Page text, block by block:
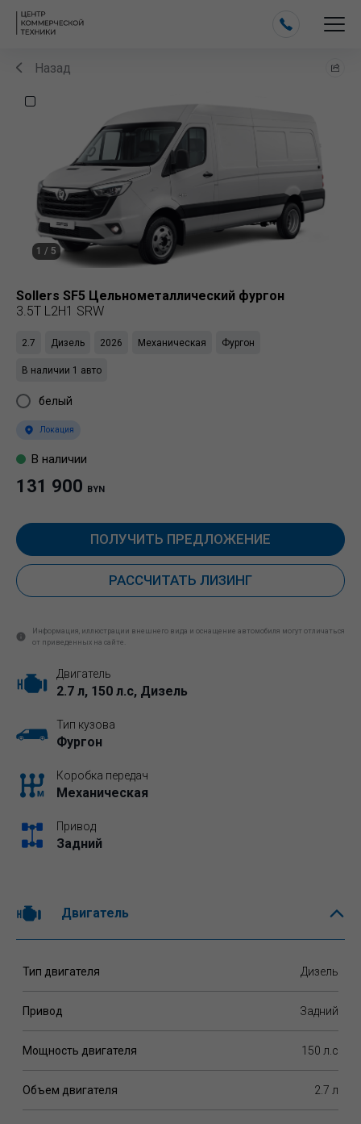
Назад
1 / 5
Sollers SF5 Цельнометаллический фургон
3.5T L2H1 SRW
2.7 Дизель 2026 Механическая Фургон
В наличии 1 авто
белый
Локация
В наличии
131 900 BYN
ПОЛУЧИТЬ ПРЕДЛОЖЕНИЕ
РАССЧИТАТЬ ЛИЗИНГ
Информация, иллюстрации внешнего вида и оснащение автомобиля могут отличаться
от приведенных на сайте.
Двигатель
2.7 л, 150 л.с, Дизель
Тип кузова
Фургон
Коробка передач
Механическая
Привод
Задний
Двигатель
Тип двигателя Дизель
Привод Задний
Мощность двигателя 150 л.c
Объем двигателя 2.7 л